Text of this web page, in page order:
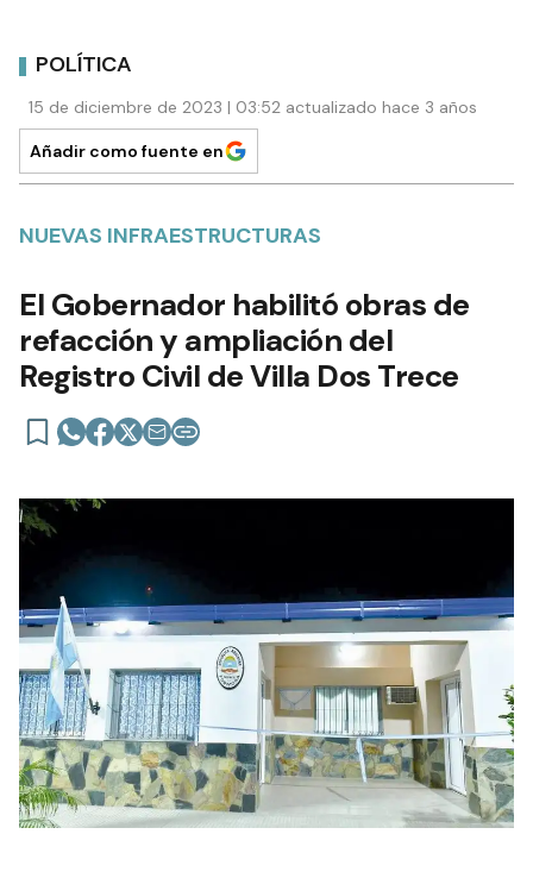
POLÍTICA
15 de diciembre de 2023 | 03:52 actualizado hace 3 años
Añadir como fuente en
NUEVAS INFRAESTRUCTURAS
El Gobernador habilitó obras de
refacción y ampliación del
Registro Civil de Villa Dos Trece